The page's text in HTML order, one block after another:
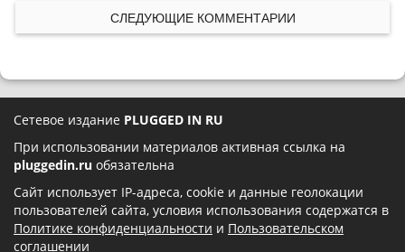
СЛЕДУЮЩИЕ КОММЕНТАРИИ
Сетевое издание PLUGGED IN RU
При использовании материалов активная ссылка на
pluggedin.ru обязательна
Сайт использует IP-адреса, cookie и данные геолокации
пользователей сайта, условия использования содержатся в
Политике конфиденциальности и Пользовательском
соглашении